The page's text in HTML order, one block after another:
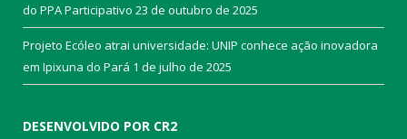
do PPA Participativo 23 de outubro de 2025
Projeto Ecóleo atrai universidade: UNIP conhece ação inovadora
em Ipixuna do Pará 1 de julho de 2025
DESENVOLVIDO POR CR2